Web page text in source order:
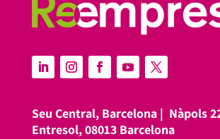
Seu Central, Barcelona | Nàpols
Entresol, 08013 Barcelona